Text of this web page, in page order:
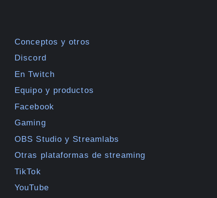
Conceptos y otros
Discord
En Twitch
Equipo y productos
Facebook
Gaming
OBS Studio y Streamlabs
Otras plataformas de streaming
TikTok
YouTube